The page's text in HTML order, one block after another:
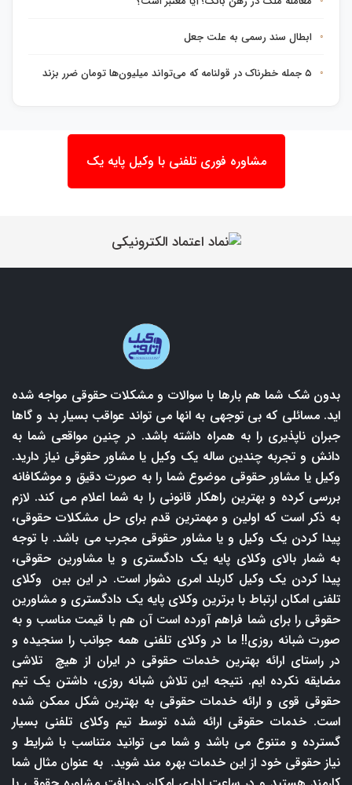
ابطال سند رسمی به علت جعل
مشاوره فوری تلفنی با وکیل پایه یک
بدون شک شما هم بارها با سوالات و مشکلات حقوقی مواجه شده
اید. مسائلی که بی توجهی به انها می تواند عواقب بسیار بد و گاها
جبران ناپذیری را به همراه داشته باشد. در چنین مواقعی شما به
دانش و تجربه چندین ساله یک وکیل یا مشاور حقوقی نیاز دارید.
وکیل یا مشاور حقوقی موضوع شما را به صورت دقیق و موشکافانه
بررسی کرده و بهترین راهکار قانونی را به شما اعلام می کند. لازم
به ذکر است که اولین و مهمترین قدم برای حل مشکلات حقوقی،
پیدا کردن یک وکیل و یا مشاور حقوقی مجرب می باشد. با توجه
به شمار بالای وکلای پایه یک دادگستری و یا مشاورین حقوقی،
پیدا کردن یک وکیل کاربلد امری دشوار است. در این بین وکلای
تلفنی امکان ارتباط با برترین وکلای پایه یک دادگستری و مشاورین
حقوقی را برای شما فراهم آورده است آن هم با قیمت مناسب و به
صورت شبانه روزی!! ما در وکلای تلفنی همه جوانب را سنجیده و
در راستای ارائه بهترین خدمات حقوقی در ایران از هیچ تلاشی
مضایقه نکرده ایم. نتیجه این تلاش شبانه روزی، داشتن یک تیم
حقوقی قوی و ارائه خدمات حقوقی به بهترین شکل ممکن شده
است. خدمات حقوقی ارائه شده توسط تیم وکلای تلفنی بسیار
گسترده و متنوع می باشد و شما می توانید متناسب با شرایط و
نیاز حقوقی خود از این خدمات بهره مند شوید. به عنوان مثال شما